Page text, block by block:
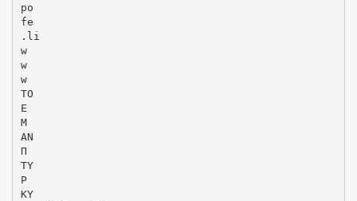
po
fe
.li
w
w
w
ΤΟ
Ε
Μ
ΑΝ
Π
ΤΥ
Ρ
ΚΥ